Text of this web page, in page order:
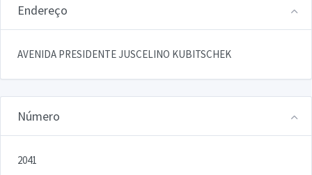
Endereço
AVENIDA PRESIDENTE JUSCELINO KUBITSCHEK
Número
2041